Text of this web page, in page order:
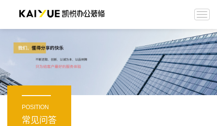
POSITION
常见问答